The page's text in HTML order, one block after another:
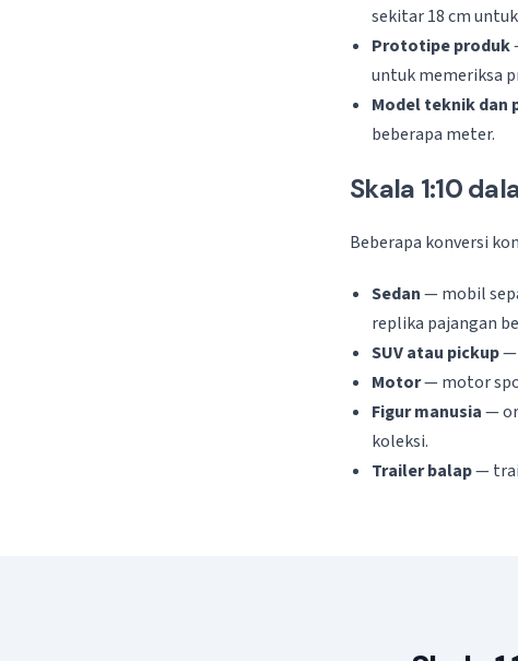
sekitar 18 cm
Prototipe produk
untuk memeriksa
Model teknik dan
beberapa meter.
Skala 1:10
Beberapa konversi
Sedan— mobil
replika pajangan
SUV atau pickup—
Motor— motor
Figur manusia—
koleksi.
Trailer balap—